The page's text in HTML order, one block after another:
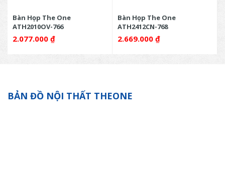
Bàn Họp The One
ATH2010OV-766
2.077.000 ₫
Bàn Họp The One
ATH2412CN-768
2.669.000 ₫
BẢN ĐỒ NỘI THẤT THEONE